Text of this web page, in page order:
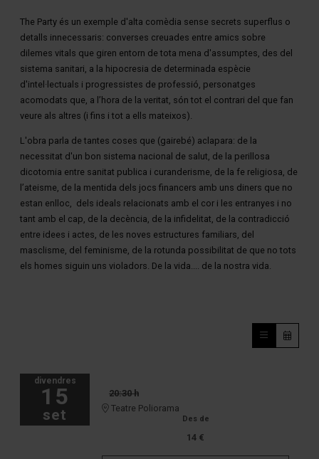
The Party és un exemple d'alta comèdia sense secrets superflus o
detalls innecessaris: converses creuades entre amics sobre
dilemes vitals que giren entorn de tota mena d'assumptes, des del
sistema sanitari, a la hipocresia de determinada espècie
d'intel·lectuals i progressistes de professió, personatges
acomodats que, a l’hora de la veritat, són tot el contrari del que fan
veure als altres (i fins i tot a ells mateixos).
L'obra parla de tantes coses que (gairebé) aclapara: de la
necessitat d'un bon sistema nacional de salut, de la perillosa
dicotomia entre sanitat publica i curanderisme, de la fe religiosa, de
l’ateisme, de la mentida dels jocs financers amb uns diners que no
estan enlloc, dels ideals relacionats amb el cor i les entranyes i no
tant amb el cap, de la decència, de la infidelitat, de la contradicció
entre idees i actes, de les noves estructures familiars, del
masclisme, del feminisme, de la rotunda possibilitat de que no tots
els homes siguin uns violadors. De la vida.... de la nostra vida.
divendres
15
set
20:30 h
Teatre Poliorama
Des de
14 €